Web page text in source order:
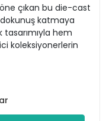
çıkan bu die-cast
katmaya
tasarımıyla hem
koleksiyonerlerin